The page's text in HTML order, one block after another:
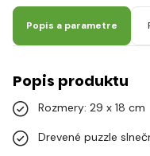
Popis a parametre
Popis produktu
Rozmery: 29 x 18 cm
Drevené puzzle